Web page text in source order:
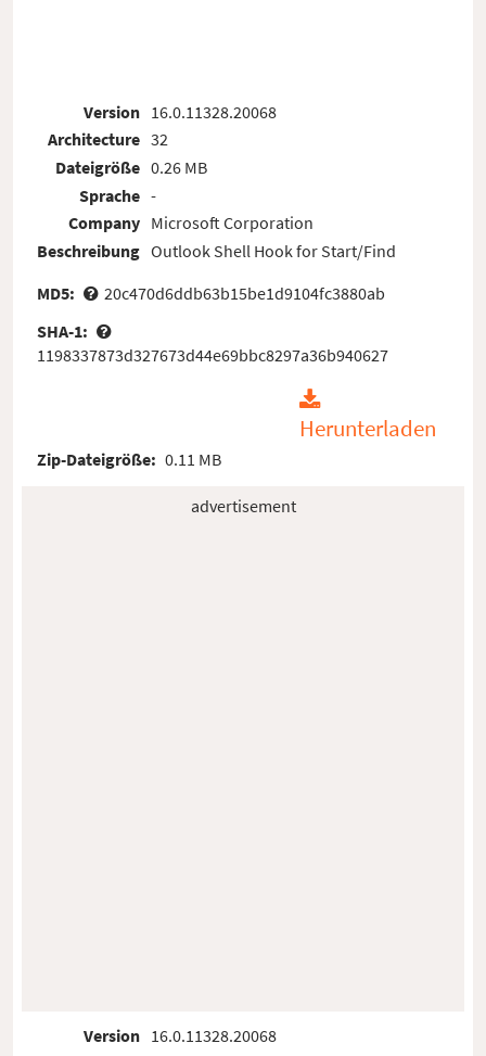
Version
Architecture
Dateigröße
Sprache
Company
Beschreibung
16.0.11328.20068
32
0.26 MB
-
Microsoft Corporation
Outlook Shell Hook for Start/Find
MD5:
20c470d6ddb63b15be1d9104fc3880ab
SHA-1:
1198337873d327673d44e69bbc8297a36b940627
Herunterladen
Zip-Dateigröße: 0.11 MB
advertisement
Version 16.0.11328.20068